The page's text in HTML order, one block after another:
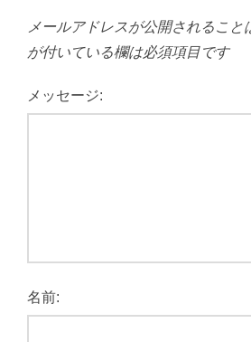
メールアドレスが公開されること
が付いている欄は必須項目です
メッセージ:
名前: